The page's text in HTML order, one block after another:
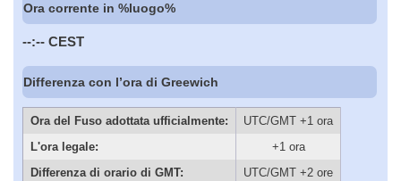
Ora corrente in %luogo%
--:-- CEST
Differenza con l’ora di Greewich
Ora del Fuso adottata ufficialmente:
UTC/GMT +1 ora
L'ora legale:
+1 ora
Differenza di orario di GMT:
UTC/GMT +2 ore